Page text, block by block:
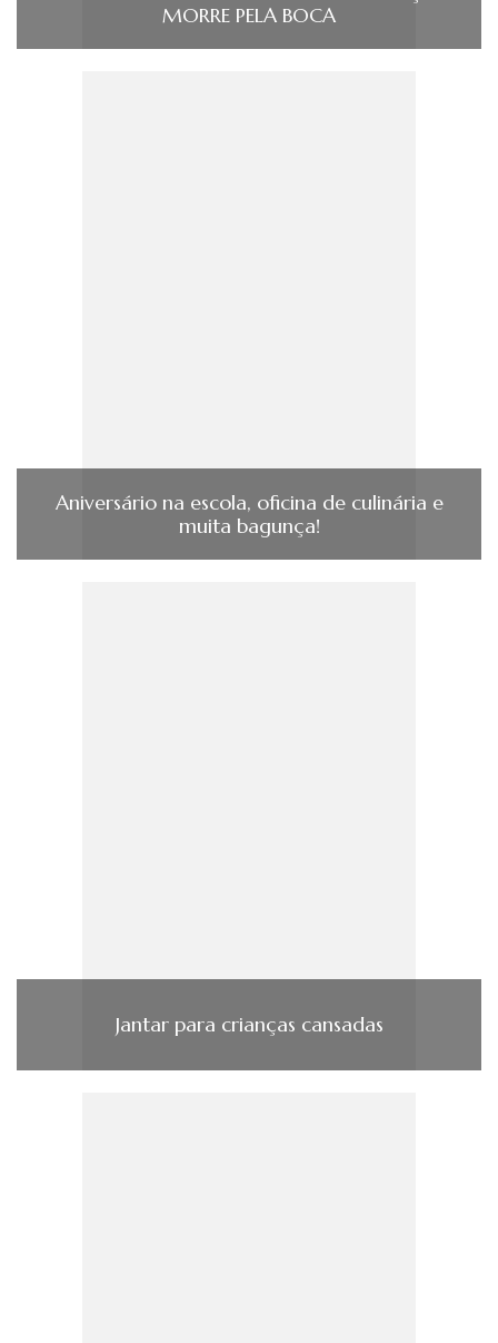
MORRE PELA BOCA
Aniversário na escola, oficina de culinária e
muita bagunça!
Jantar para crianças cansadas